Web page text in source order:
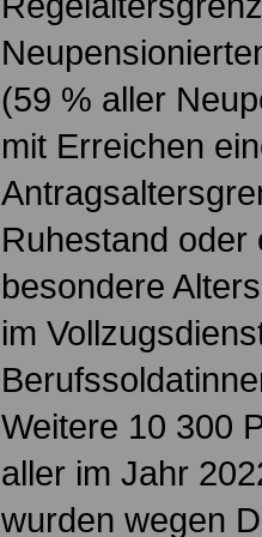
(59 % aller
mit Erreichen
Ruhestand oder
besondere
im
Weitere 10 300
aller im Jahr
wurden wegen